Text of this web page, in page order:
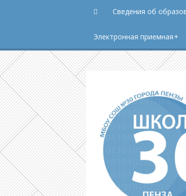
Сведения об
Электронная приемная